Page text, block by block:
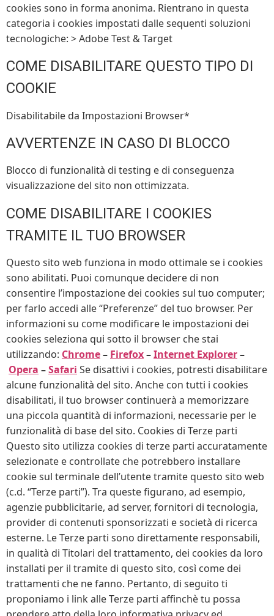
cookies sono in forma anonima. Rientrano in questa
categoria i cookies impostati dalle sequenti soluzioni
tecnologiche: > Adobe Test & Target
COME DISABILITARE QUESTO TIPO DI
COOKIE
Disabilitabile da Impostazioni Browser*
AVVERTENZE IN CASO DI BLOCCO
Blocco di funzionalità di testing e di conseguenza
visualizzazione del sito non ottimizzata.
COME DISABILITARE I COOKIES
TRAMITE IL TUO BROWSER
Questo sito web funziona in modo ottimale se i cookies
sono abilitati. Puoi comunque decidere di non
consentire l’impostazione dei cookies sul tuo computer;
per farlo accedi alle “Preferenze” del tuo browser. Per
informazioni su come modificare le impostazioni dei
cookies seleziona qui sotto il browser che stai
utilizzando: Chrome– Firefox–Internet Explorer–
Opera –Safari Se disattivi i cookies, potresti disabilitare
alcune funzionalità del sito. Anche con tutti i cookies
disabilitati, il tuo browser continuerà a memorizzare
una piccola quantità di informazioni, necessarie per le
funzionalità di base del sito. Cookies di Terze parti
Questo sito utilizza cookies di terze parti accuratamente
selezionate e controllate che potrebbero installare
cookie sul terminale dell’utente tramite questo sito web
(c.d. “Terze parti”). Tra queste figurano, ad esempio,
agenzie pubblicitarie, ad server, fornitori di tecnologia,
provider di contenuti sponsorizzati e società di ricerca
esterne. Le Terze parti sono direttamente responsabili,
in qualità di Titolari del trattamento, dei cookies da loro
installati per il tramite di questo sito, così come dei
trattamenti che ne fanno. Pertanto, di seguito ti
proponiamo i link alle Terze parti affinchè tu possa